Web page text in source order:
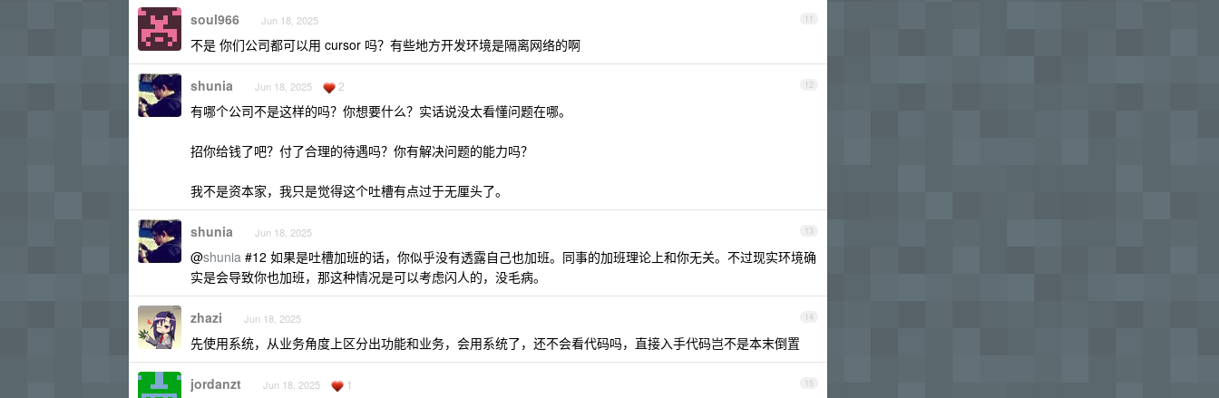
11
soul966 Jun 18, 2025
不是 你们公司都可以用 cursor 吗？有些地方开发环境是隔离网络的啊
12
shunia Jun 18, 2025 2
有哪个公司不是这样的吗？你想要什么？实话说没太看懂问题在哪。
招你给钱了吧？付了合理的待遇吗？你有解决问题的能力吗？
我不是资本家，我只是觉得这个吐槽有点过于无厘头了。
13
shunia Jun 18, 2025
@shunia #12 如果是吐槽加班的话，你似乎没有透露自己也加班。同事的加班理论上和你无关。不过现实环境确
实是会导致你也加班，那这种情况是可以考虑闪人的，没毛病。
14
zhazi Jun 18, 2025
先使用系统，从业务角度上区分出功能和业务，会用系统了，还不会看代码吗，直接入手代码岂不是本末倒置
15
jordanzt Jun 18, 2025 1